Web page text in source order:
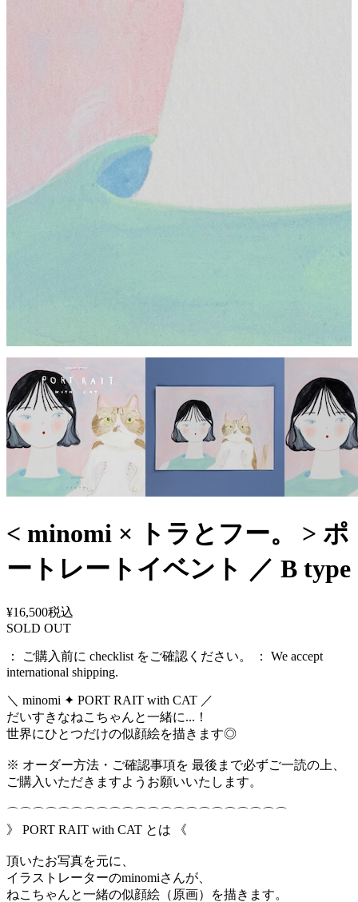
< minomi × トラとフー。 > ポ
ートレートイベント ／ B type
¥16,500税込
SOLD OUT
： ご購入前に checklist をご確認ください。 ： We accept
international shipping.
＼ minomi ✦ PORT RAIT with CAT ／
だいすきなねこちゃんと一緒に...！
世界にひとつだけの似顔絵を描きます◎
※ オーダー方法・ご確認事項を 最後まで必ずご一読の上、
ご購入いただきますようお願いいたします。
⌒⌒⌒⌒⌒⌒⌒⌒⌒⌒⌒⌒⌒⌒⌒⌒⌒⌒⌒⌒⌒⌒
》 PORT RAIT with CAT とは 《
頂いたお写真を元に、
イラストレーターのminomiさんが、
ねこちゃんと一緒の似顔絵（原画）を描きます。